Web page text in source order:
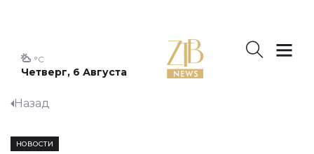
Четверг, 6 Августа
°C
Назад
НОВОСТИ